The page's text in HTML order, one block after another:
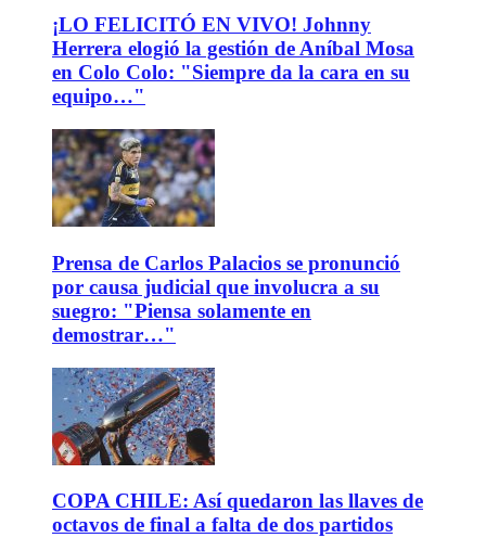
¡LO FELICITÓ EN VIVO! Johnny
Herrera elogió la gestión de Aníbal Mosa
en Colo Colo: "Siempre da la cara en su
equipo…"
Prensa de Carlos Palacios se pronunció
por causa judicial que involucra a su
suegro: "Piensa solamente en
demostrar…"
COPA CHILE: Así quedaron las llaves de
octavos de final a falta de dos partidos